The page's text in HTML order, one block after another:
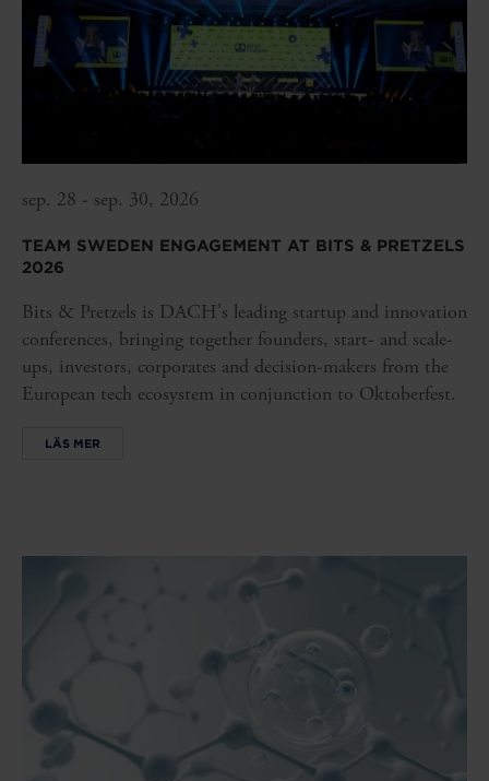
sep. 28 - sep. 30, 2026
TEAM SWEDEN ENGAGEMENT AT BITS & PRETZELS
2026
Bits & Pretzels is DACH's leading startup and innovation
conferences, bringing together founders, start- and scale-
ups, investors, corporates and decision-makers from the
European tech ecosystem in conjunction to Oktoberfest.
LÄS MER